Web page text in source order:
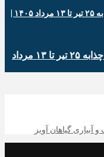
اطلاع‌نگاشت| تردد مسافر از پایانه‌ مرزی چذابه ۲۵ تیر تا ۱۳ مرداد
گیاهان آویز